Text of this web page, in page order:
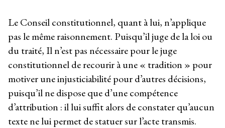
Le Conseil constitutionnel, quant à lui, n’applique
pas le même raisonnement. Puisqu’il juge de la loi ou
du traité, Il n’est pas nécessaire pour le juge
constitutionnel de recourir à une « tradition » pour
motiver une injusticiabilité pour d’autres décisions,
puisqu’il ne dispose que d’une compétence
d’attribution : il lui suffit alors de constater qu’aucun
texte ne lui permet de statuer sur l’acte transmis.